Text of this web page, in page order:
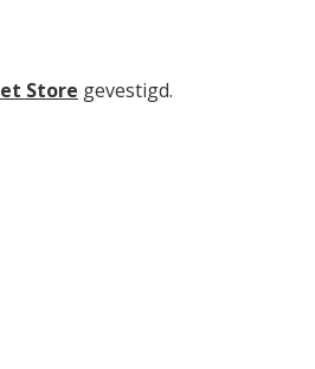
Store gevestigd.